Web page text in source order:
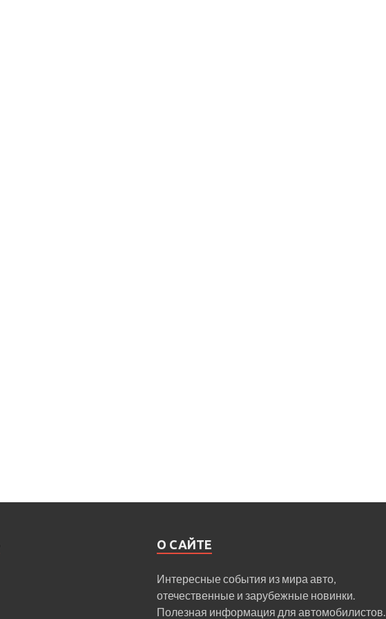
О САЙТЕ
Интересные события из мира авто,
отечественные и зарубежные новинки.
Полезная информация для автомобилистов.